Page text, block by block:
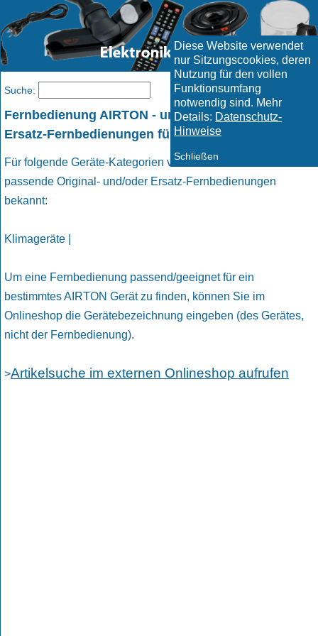
Diese Website verwendet
nur Sitzungscookies, deren
Nutzung für den vollen
Funktionsumfang
notwendig sind. Mehr
Details: Datenschutz-
Hinweise
Schließen
Fernbedienung AIRTON - und geeignete passende
Ersatz-Fernbedienungen für AIRTON Geräte
Für folgende Geräte-Kategorien von AIRTON sind uns
passende Original- und/oder Ersatz-Fernbedienungen
bekannt:
Klimageräte |
Um eine Fernbedienung passend/geeignet für ein
bestimmtes AIRTON Gerät zu finden, können Sie im
Onlineshop die Gerätebezeichnung eingeben (des Gerätes,
nicht der Fernbedienung).
>Artikelsuche im externen Onlineshop aufrufen
Suche: